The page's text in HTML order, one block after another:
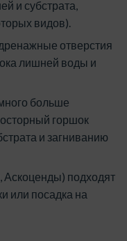
и субстрата,
видов).
отверстия
лишней воды и
больше
горшок
и загниванию
подходят
или посадка на